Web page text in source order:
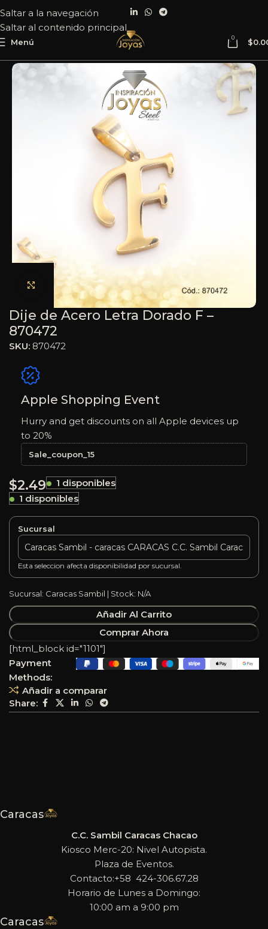
Saltar a la navegación
Saltar al contenido principal
Menú 0 $
Haga clic para ampliar
Dije de Acero Letra Dorado F –
870472
SKU: 870472
Apple Shopping Event
Hurry and get discounts on all Apple devices up
to 20%
Sale_coupon_15
$2.49
1 disponibles
1 disponibles
Sucursal
Esta seleccion afecta disponibilidad por sucursal.
Sucursal: Caracas Sambil | Stock: N/A
Añadir Al Carrito
Comprar Ahora
Añadir a comparar
Share:
[html_block id="1101"]
Payment
Methods:
Caracas
C.C. Sambil Caracas Chacao
Kiosco Merc-20: Nivel Autopista.
Plaza de Eventos.
Contacto:+58 424-306.67.28
Horario de Lunes a Domingo:
10:00 am a 9:00 pm
Caracas